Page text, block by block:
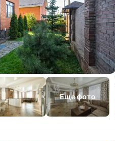
Еще фото